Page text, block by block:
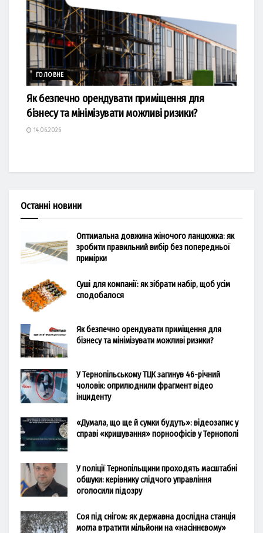
ГОЛОВНЕ
Як безпечно орендувати приміщення для
бізнесу та мінімізувати можливі ризики?
14.06.2026
Останні новини
Оптимальна довжина жіночого ланцюжка: як
зробити правильний вибір без попередньої
примірки
Суші для компанії: як зібрати набір, щоб усім
сподобалося
Як безпечно орендувати приміщення для
бізнесу та мінімізувати можливі ризики?
У Тернопільському ТЦК загинув 46-річний
чоловік: оприлюднили фрагмент відео
інциденту
«Думала, що ще й сумки будуть»: відеозапис у
справі «кришування» порноофісів у Тернополі
У поліції Тернопільщини проходять масштабні
обшуки: керівнику слідчого управління
оголосили підозру
Соя під снігом: як державна дослідна станція
могла втратити мільйони на «насіннєвому»